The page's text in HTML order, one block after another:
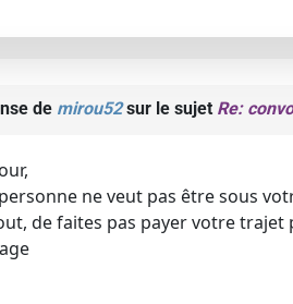
de mirou52sur le sujet Re:
ne veut pas être sous
de faites pas payer votre trajet